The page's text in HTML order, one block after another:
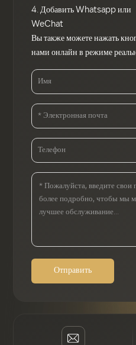
его прочность и
износостойкость.
4. Добавить Whatsapp или
WeChat
Вы также можете нажать
нами онлайн в режиме
Отправить